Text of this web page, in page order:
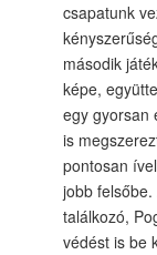
csapatunk
második
képe,
egy gyorsan
is
pontosan
jobb
találkozó,
védést is be